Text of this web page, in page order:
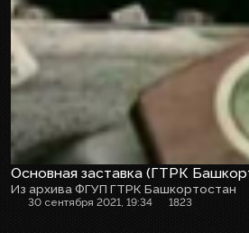
Основная заставка (ГТРК
Из архива ФГУП ГТРК Башкортостан
30 сентября 2021, 19:34 1823